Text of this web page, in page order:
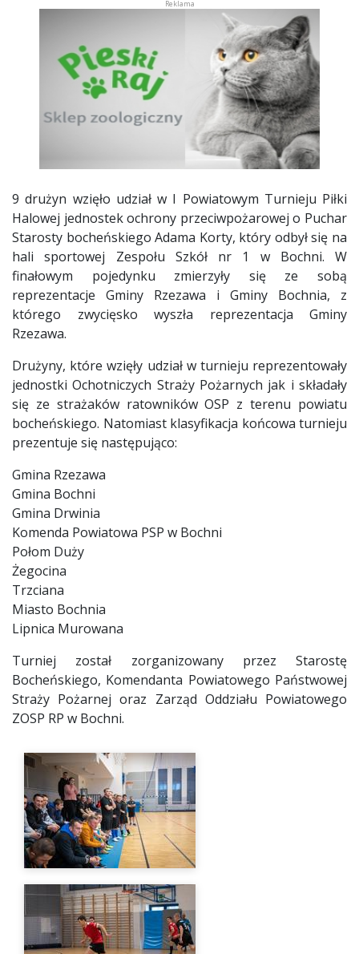
9 drużyn wzięło udział w I Powiatowym Turnieju Piłki
Halowej jednostek ochrony przeciwpożarowej o Puchar
Starosty bocheńskiego Adama Korty, który odbył się na
hali sportowej Zespołu Szkół nr 1 w Bochni. W
finałowym pojedynku zmierzyły się ze sobą
reprezentacje Gminy Rzezawa i Gminy Bochnia, z
którego zwycięsko wyszła reprezentacja Gminy
Rzezawa.
Drużyny, które wzięły udział w turnieju reprezentowały
jednostki Ochotniczych Straży Pożarnych jak i składały
się ze strażaków ratowników OSP z terenu powiatu
bocheńskiego. Natomiast klasyfikacja końcowa turnieju
prezentuje się następująco:
Gmina Rzezawa
Gmina Bochni
Gmina Drwinia
Komenda Powiatowa PSP w Bochni
Połom Duży
Żegocina
Trzciana
Miasto Bochnia
Lipnica Murowana
Turniej został zorganizowany przez Starostę
Bocheńskiego, Komendanta Powiatowego Państwowej
Straży Pożarnej oraz Zarząd Oddziału Powiatowego
ZOSP RP w Bochni.